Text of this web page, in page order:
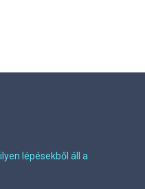
lépésekből áll a